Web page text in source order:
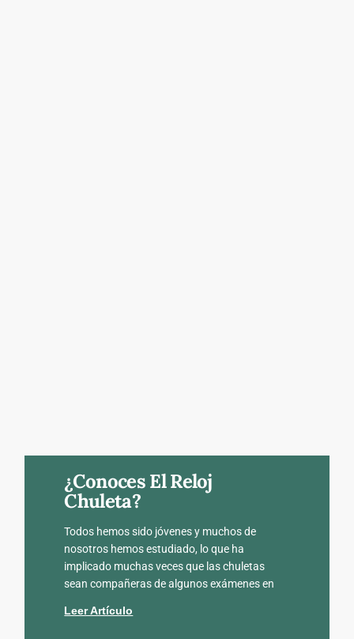
¿Conoces El Reloj
Chuleta?
Todos hemos sido jóvenes y muchos de
nosotros hemos estudiado, lo que ha
implicado muchas veces que las chuletas
sean compañeras de algunos exámenes en
Leer Artículo